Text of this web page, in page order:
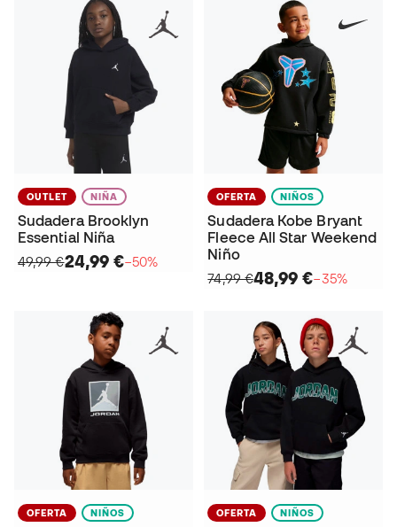
OUTLET NIÑA
Sudadera Brooklyn
Essential Niña
49,99 €24,99 €−50%
OFERTA NIÑOS
Sudadera Kobe Bryant
Fleece All Star Weekend
Niño
74,99 €48,99 €−35%
OFERTA NIÑOS OFERTA NIÑOS